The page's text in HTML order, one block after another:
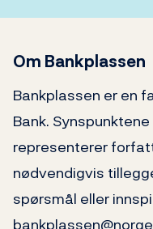
Om Bankplassen
Bankplassen er en
Bank.
representerer
nødvendigvis
spørsmål eller